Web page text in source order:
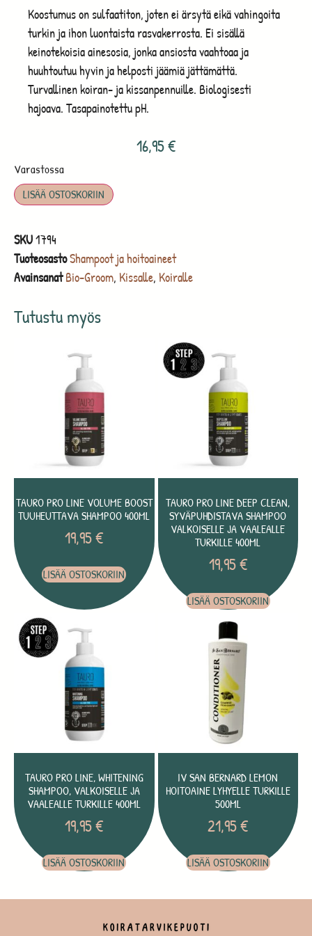
Tutustu myös
TAURO PRO LINE VOLUME BOOST
TUUHEUTTAVA SHAMPOO 400ML
19,95€
LISÄÄ OSTOSKORIIN
TAURO PRO LINE DEEP CLEAN,
SYVÄPUHDISTAVA SHAMPOO
VALKOISELLE JA VAALEALLE
TURKILLE 400ML
19,95€
LISÄÄ OSTOSKORIIN
TAURO PRO LINE, WHITENING
SHAMPOO, VALKOISELLE JA
VAALEALLE TURKILLE 400ML
19,95€
LISÄÄ OSTOSKORIIN
IV SAN BERNARD LEMON
HOITOAINE LYHYELLE TURKILLE
500ML
21,95€
LISÄÄ OSTOSKORIIN
Koostumus on sulfaatiton, joten ei ärsytä eikä vahingoita
turkin ja ihon luontaista rasvakerrosta. Ei sisällä
keinotekoisia ainesosia, jonka ansiosta vaahtoaa ja
huuhtoutuu hyvin ja helposti jäämiä jättämättä.
Turvallinen koiran- ja kissanpennuille. Biologisesti
hajoava. Tasapainotettu pH.
16,95€
Varastossa
LISÄÄ OSTOSKORIIN
SKU1794
TuoteosastoShampoot ja hoitoaineet
Avainsanat Bio-Groom, Kissalle, Koiralle